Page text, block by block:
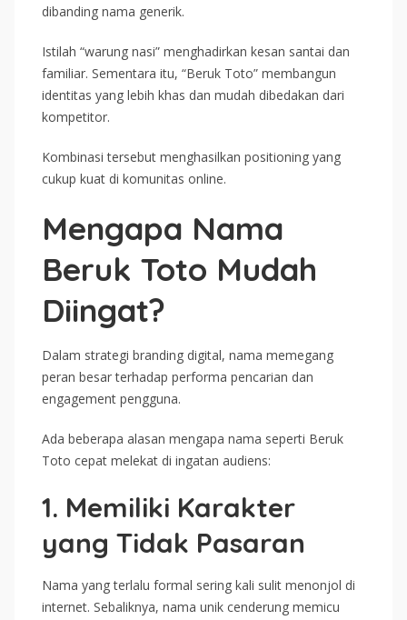
dibanding nama generik.
Istilah “warung nasi” menghadirkan kesan santai dan
familiar. Sementara itu, “Beruk Toto” membangun
identitas yang lebih khas dan mudah dibedakan dari
kompetitor.
Kombinasi tersebut menghasilkan positioning yang
cukup kuat di komunitas online.
Mengapa Nama
Beruk Toto Mudah
Diingat?
Dalam strategi branding digital, nama memegang
peran besar terhadap performa pencarian dan
engagement pengguna.
Ada beberapa alasan mengapa nama seperti Beruk
Toto cepat melekat di ingatan audiens:
1. Memiliki Karakter
yang Tidak Pasaran
Nama yang terlalu formal sering kali sulit menonjol di
internet. Sebaliknya, nama unik cenderung memicu